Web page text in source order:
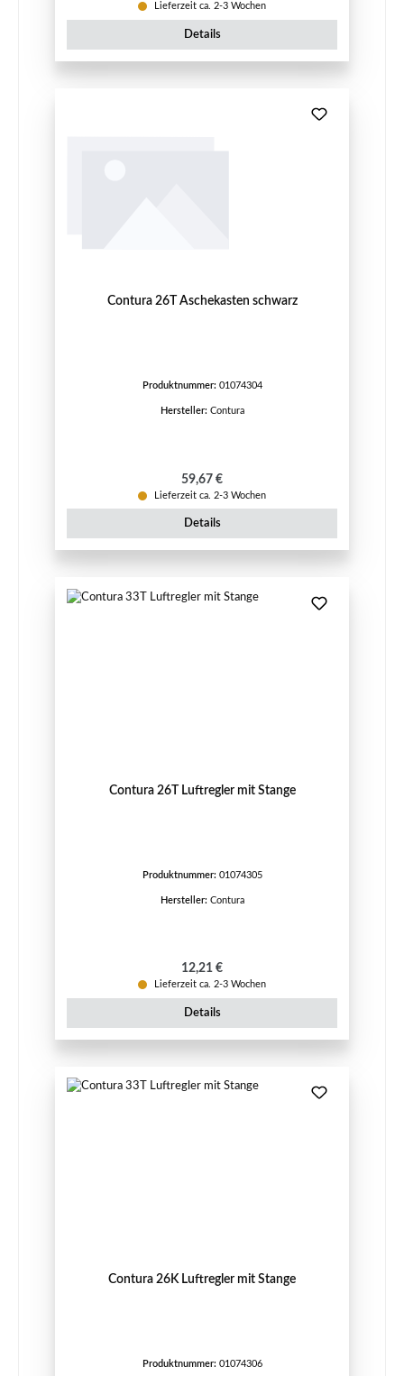
Lieferzeit ca. 2-3 Wochen
Details
Contura 26T Aschekasten schwarz
Produktnummer: 01074304
Hersteller: Contura
Regulärer Preis:
59,67 €
Lieferzeit ca. 2-3 Wochen
Details
Contura 26T Luftregler mit Stange
Produktnummer: 01074305
Hersteller: Contura
Regulärer Preis:
12,21 €
Lieferzeit ca. 2-3 Wochen
Details
Contura 26K Luftregler mit Stange
Produktnummer: 01074306